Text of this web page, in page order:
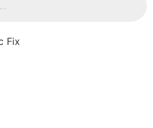
Fix